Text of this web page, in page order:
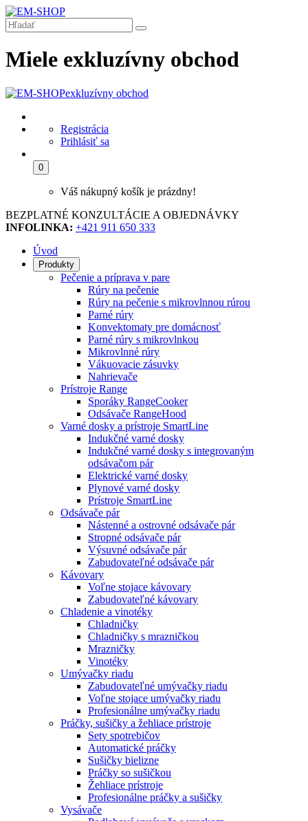
Miele exkluzívny obchod
exkluzívny obchod
Registrácia
Prihlásiť sa
0
Váš nákupný košík je prázdny!
BEZPLATNÉ KONZULTÁCIE A OBJEDNÁVKY
INFOLINKA: +421 911 650 333
Úvod
Produkty
Pečenie a príprava v pare
Rúry na pečenie
Rúry na pečenie s mikrovlnnou rúrou
Parné rúry
Konvektomaty pre domácnosť
Parné rúry s mikrovlnkou
Mikrovlnné rúry
Vákuovacie zásuvky
Nahrievače
Prístroje Range
Sporáky RangeCooker
Odsávače RangeHood
Varné dosky a prístroje SmartLine
Indukčné varné dosky
Indukčné varné dosky s integrovaným
odsávačom pár
Elektrické varné dosky
Plynové varné dosky
Prístroje SmartLine
Odsávače pár
Nástenné a ostrovné odsávače pár
Stropné odsávače pár
Výsuvné odsávače pár
Zabudovateľné odsávače pár
Kávovary
Voľne stojace kávovary
Zabudovateľné kávovary
Chladenie a vinotéky
Chladničky
Chladničky s mrazničkou
Mrazničky
Vinotéky
Umývačky riadu
Zabudovateľné umývačky riadu
Voľne stojace umývačky riadu
Profesionálne umývačky riadu
Práčky, sušičky a žehliace prístroje
Sety spotrebičov
Automatické práčky
Sušičky bielizne
Práčky so sušičkou
Žehliace prístroje
Profesionálne práčky a sušičky
Vysávače